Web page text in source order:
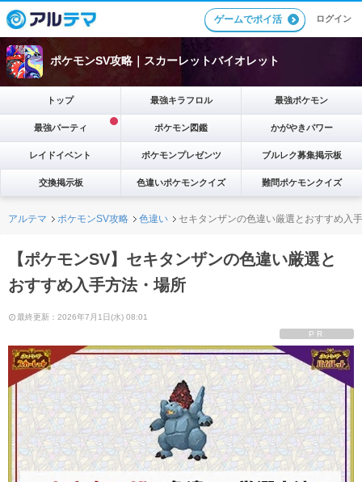
ゲームでポイ活 ログイン
ポケモンSV攻略｜スカーレットバイオレット
トップ 最強キラフロル 最強ポケモン
最強パーティ ポケモン図鑑 かがやきパワー
レイドイベント ポケモンプレゼンツ ブルレク募集掲示板
交換掲示板 色違いポケモンクイズ 難問ポケモンクイズ
アルテマ ポケモンSV攻略 色違い セキタンザンの色違い厳選とおすすめ入
【ポケモンSV】セキタンザンの色違い厳選と
おすすめ入手方法・場所
最終更新：2026年7月1日(水) 08:01
PR